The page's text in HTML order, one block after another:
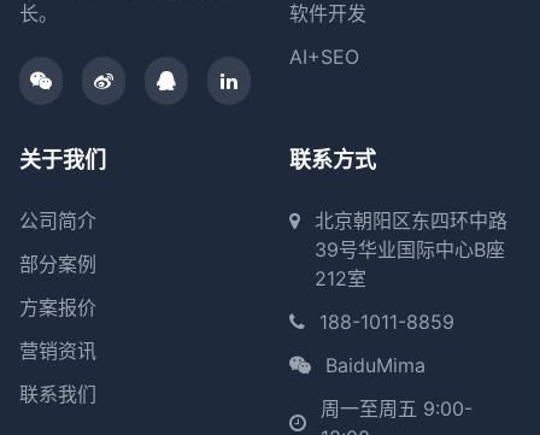
长。
软件开发
AI+SEO
关于我们
公司简介
部分案例
方案报价
营销资讯
联系我们
联系方式
北京朝阳区东四环中路
39号华业国际中心B座
212室
188-1011-8859
BaiduMima
周一至周五 9:00-